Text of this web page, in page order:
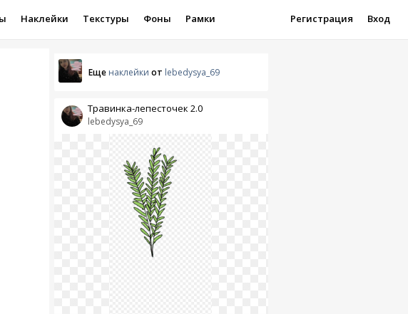
Наклейки Текстуры Фоны Рамки Регистрация Вход
Еще наклейки от lebedysya_69
lebedysya_69
Травинка-лепесточек 2.0